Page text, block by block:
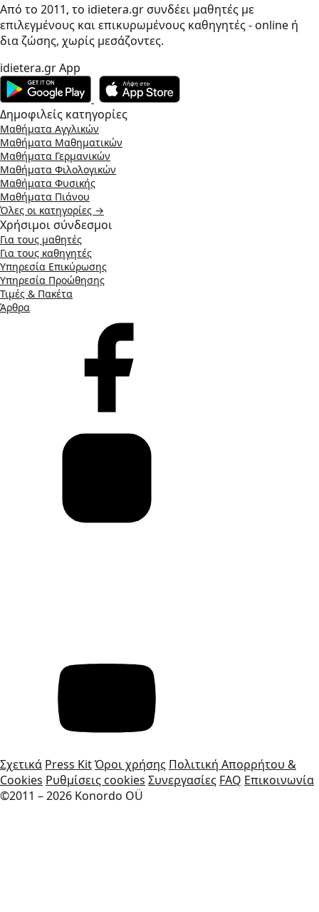
Από το 2011, το idietera.gr συνδέει μαθητές με
επιλεγμένους και επικυρωμένους καθηγητές - online ή
δια ζώσης, χωρίς μεσάζοντες.
idietera.gr App
Δημοφιλείς κατηγορίες
Μαθήματα Αγγλικών
Μαθήματα Μαθηματικών
Μαθήματα Γερμανικών
Μαθήματα Φιλολογικών
Μαθήματα Φυσικής
Μαθήματα Πιάνου
Όλες οι κατηγορίες →
Χρήσιμοι σύνδεσμοι
Για τους μαθητές
Για τους καθηγητές
Υπηρεσία Επικύρωσης
Υπηρεσία Προώθησης
Τιμές & Πακέτα
Άρθρα
Σχετικά Press KitΌροι χρήσης Πολιτική Απορρήτου &
Cookies Ρυθμίσεις cookies Συνεργασίες FAQ Επικοινωνία
©2011 – 2026 Konordo OÜ